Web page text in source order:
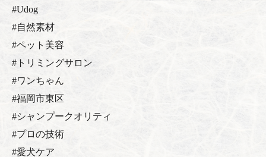
#Udog
#自然素材
#ペット美容
#トリミングサロン
#ワンちゃん
#福岡市東区
#シャンプークオリティ
#プロの技術
#愛犬ケア